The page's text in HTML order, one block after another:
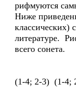
рифмуются
Ниже
классических)
литературе.
всего сонета.
(1-4; 2-3) (1-4;